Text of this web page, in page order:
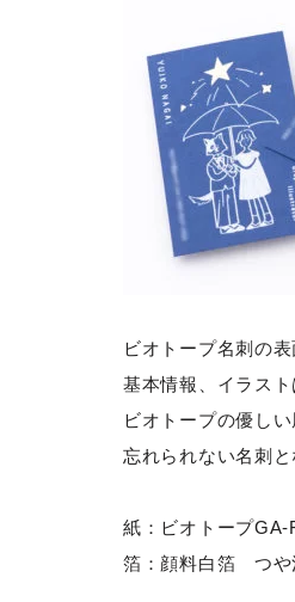
ビオトープ名刺の
基本情報、イラス
ビオトープの優し
忘れられない名刺と
紙：ビオトープ
箔：顔料白箔 つや